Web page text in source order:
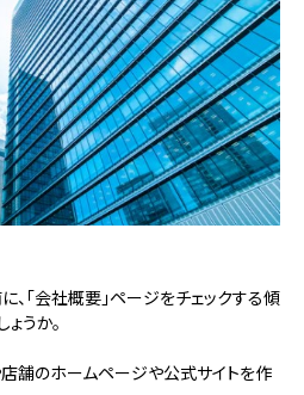
「会社概要」ページをチェックする傾
うか。
店舗のホームページや公式サイトを作